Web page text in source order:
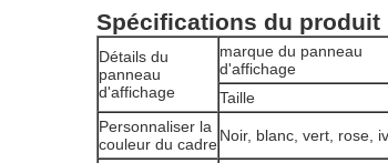
Spécifications du produit
Détails du
panneau
d'affichage
marque du panneau
d'affichage
Taille
Personnaliser la
couleur du cadreNoir, blanc, vert, rose,